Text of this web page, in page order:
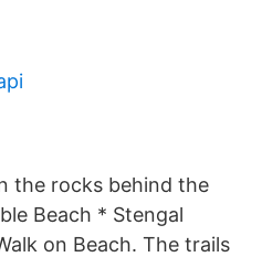
the rocks behind the
Beach * Stengal
on Beach. The trails